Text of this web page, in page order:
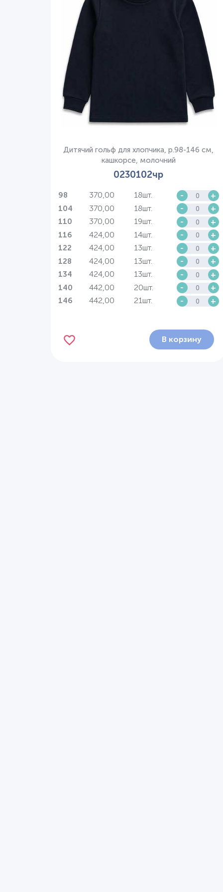
Дитячий гольф для хлопчика, р.98-146 см,
кашкорсе, молочний
0230102чр
98 370,00 18шт. - +
104 370,00 18шт. - +
110 370,00 19шт. - +
116 424,00 14шт. - +
122 424,00 13шт. - +
128 424,00 13шт. - +
134 424,00 13шт. - +
140 442,00 20шт. - +
146 442,00 21шт. - +
В корзину